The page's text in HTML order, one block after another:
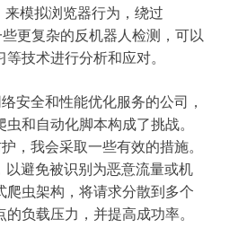
模拟浏览器行为，绕过
更复杂的反机器人检测，可以
技术进行分析和应对。
安全和性能优化服务的公司，
和自动化脚本构成了挑战。
，我会采取一些有效的措施。
以避免被识别为恶意流量或机
爬虫架构，将请求分散到多个
负载压力，并提高成功率。